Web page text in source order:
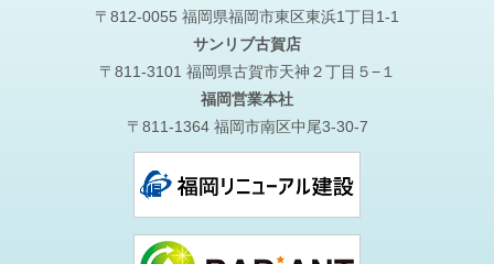
〒812-0055 福岡県福岡市東区東浜1丁目1-1
サンリブ古賀店
〒811-3101 福岡県古賀市天神２丁目５−１
福岡営業本社
〒811-1364 福岡市南区中尾3-30-7